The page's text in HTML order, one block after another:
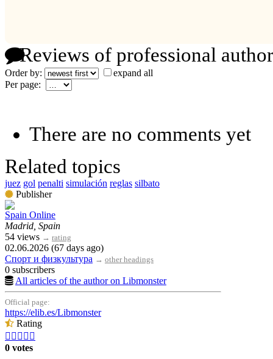
Reviews of professional
Order by:
expand all
Per page:
There are no comments yet
Related topics
juez gol penalti simulación reglas silbato
Publisher
Spain Online
Madrid, Spain
54 views → rating
02.06.2026 (67 days ago)
Спорт и физкультура → other headings
0 subscribers
All articles of the author on Libmonster
Official page:
https://elib.es/Libmonster
Rating
    
0 votes